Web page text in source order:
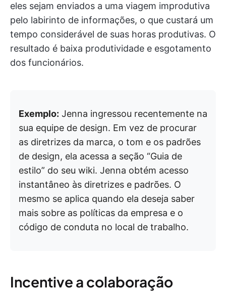
eles sejam enviados a uma viagem improdutiva
pelo labirinto de informações, o que custará um
tempo considerável de suas horas produtivas. O
resultado é baixa produtividade e esgotamento
dos funcionários.
Exemplo: Jenna ingressou recentemente na
sua equipe de design. Em vez de procurar
as diretrizes da marca, o tom e os padrões
de design, ela acessa a seção “Guia de
estilo” do seu wiki. Jenna obtém acesso
instantâneo às diretrizes e padrões. O
mesmo se aplica quando ela deseja saber
mais sobre as políticas da empresa e o
código de conduta no local de trabalho.
Incentive a colaboração